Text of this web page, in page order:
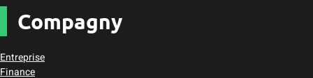
Compagny
Entreprise
Finance